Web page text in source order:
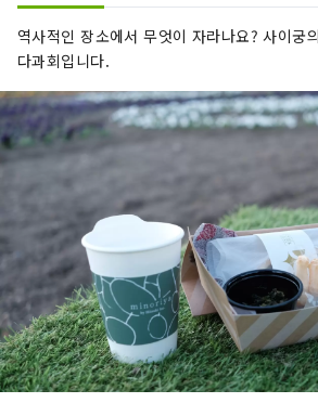
역사적인 장소에서 무엇이 자라나요? 사이궁
다과회입니다.